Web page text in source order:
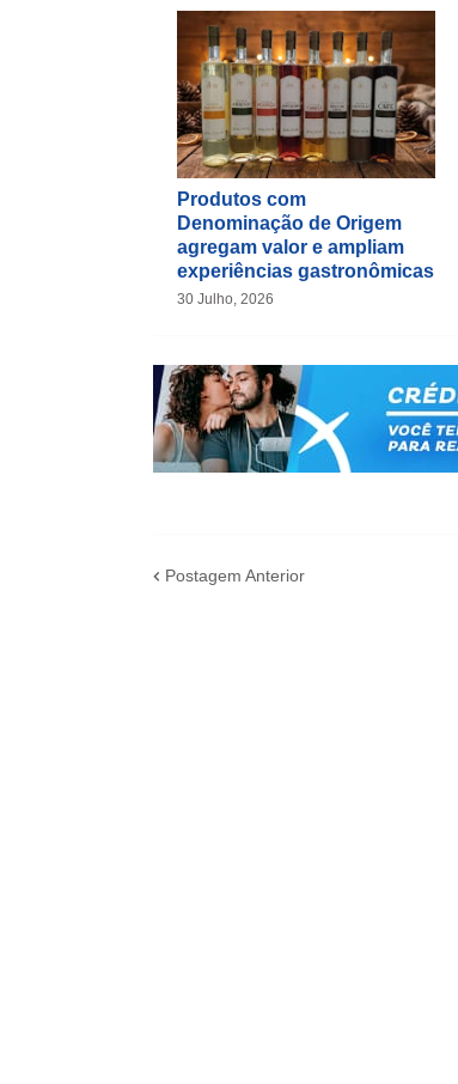
Produtos com
Denominação de Origem
agregam valor e ampliam
experiências gastronômicas
30 Julho, 2026
Postagem Anterior